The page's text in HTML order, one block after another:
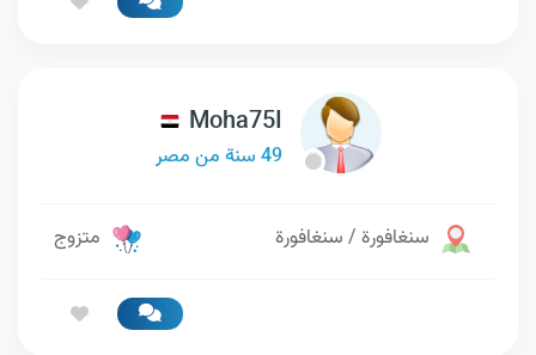
Moha75I
49 سنة من مصر
سنغافورة / سنغافورة متزوج